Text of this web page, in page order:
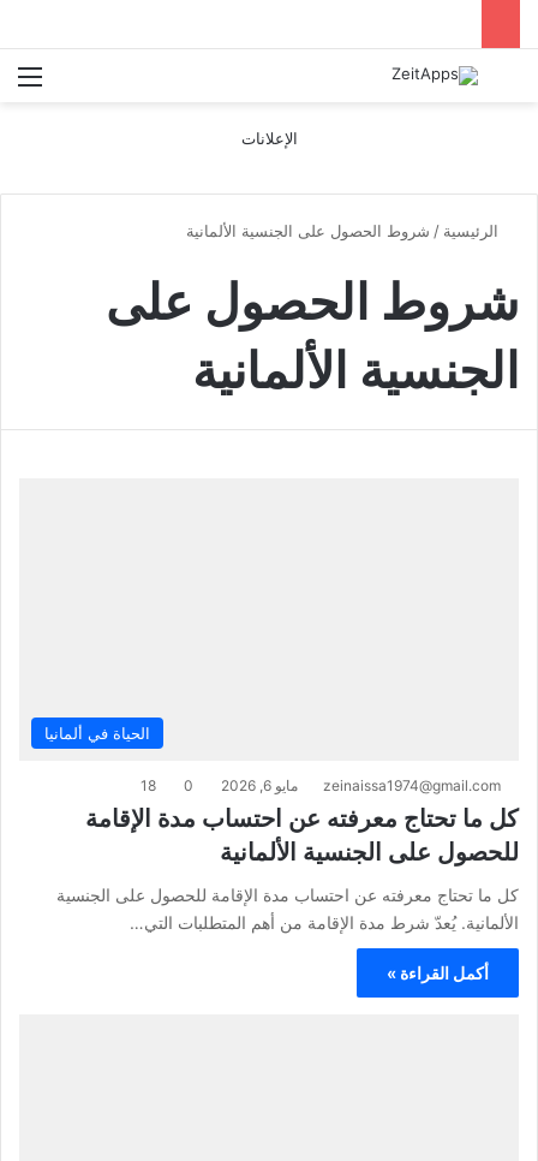
بحث عن
الإعلانات
الرئيسية / شروط الحصول على الجنسية الألمانية
شروط الحصول على
الجنسية الألمانية
الحياة في ألمانيا
zeinaissa1974@gmail.com مايو 6, 2026 0
18
كل ما تحتاج معرفته عن احتساب مدة الإقامة
للحصول على الجنسية الألمانية
كل ما تحتاج معرفته عن احتساب مدة الإقامة للحصول على الجنسية
الألمانية. يُعدّ شرط مدة الإقامة من أهم المتطلبات التي…
أكمل القراءة »